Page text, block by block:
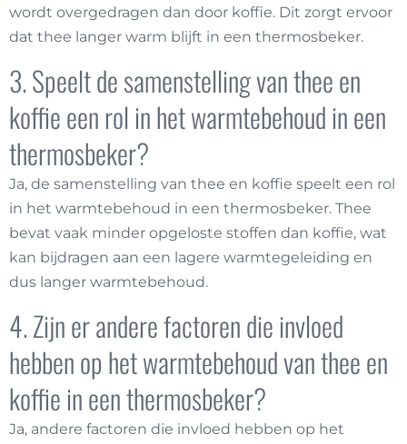
wordt overgedragen dan door koffie. Dit zorgt ervoor
dat thee langer warm blijft in een thermosbeker.
3. Speelt de samenstelling van thee en
koffie een rol in het warmtebehoud in een
thermosbeker?
Ja, de samenstelling van thee en koffie speelt een rol
in het warmtebehoud in een thermosbeker. Thee
bevat vaak minder opgeloste stoffen dan koffie, wat
kan bijdragen aan een lagere warmtegeleiding en
dus langer warmtebehoud.
4. Zijn er andere factoren die invloed
hebben op het warmtebehoud van thee en
koffie in een thermosbeker?
Ja, andere factoren die invloed hebben op het